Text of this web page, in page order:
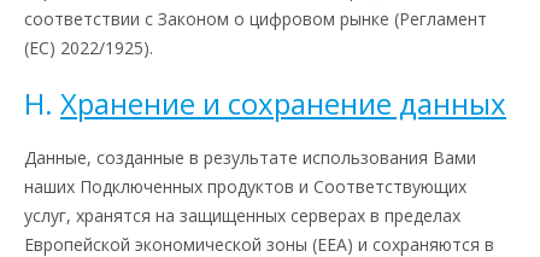
соответствии с Законом о цифровом рынке (Регламент
(ЕС) 2022/1925).
H. Хранение и сохранение данных
Данные, созданные в результате использования Вами
наших Подключенных продуктов и Соответствующих
услуг, хранятся на защищенных серверах в пределах
Европейской экономической зоны (EEA) и сохраняются в